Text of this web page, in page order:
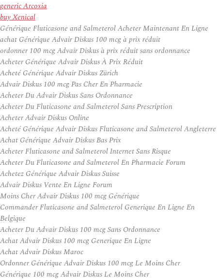
generic Arcoxia
buy Xenical
Générique Fluticasone and Salmeterol Acheter Maintenant En Ligne
achat Générique Advair Diskus 100 mcg à prix réduit
ordonner 100 mcg Advair Diskus à prix réduit sans ordonnance
Acheter Générique Advair Diskus À Prix Réduit
Acheté Générique Advair Diskus Zürich
Advair Diskus 100 mcg Pas Cher En Pharmacie
Acheter Du Advair Diskus Sans Ordonnance
Acheter Du Fluticasone and Salmeterol Sans Prescription
Acheter Advair Diskus Online
Acheté Générique Advair Diskus Fluticasone and Salmeterol Angleterre
Achat Générique Advair Diskus Bas Prix
Acheter Fluticasone and Salmeterol Internet Sans Risque
Acheter Du Fluticasone and Salmeterol En Pharmacie Forum
Achetez Générique Advair Diskus Suisse
Advair Diskus Vente En Ligne Forum
Moins Cher Advair Diskus 100 mcg Générique
Commander Fluticasone and Salmeterol Generique En Ligne En
Belgique
Acheter Du Advair Diskus 100 mcg Sans Ordonnance
Achat Advair Diskus 100 mcg Generique En Ligne
Achat Advair Diskus Maroc
Ordonner Générique Advair Diskus 100 mcg Le Moins Cher
Générique 100 mcg Advair Diskus Le Moins Cher